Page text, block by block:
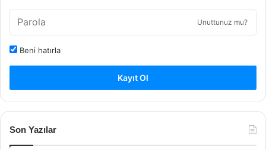
Unuttunuz mu?
Beni hatırla
Kayıt Ol
Son Yazılar